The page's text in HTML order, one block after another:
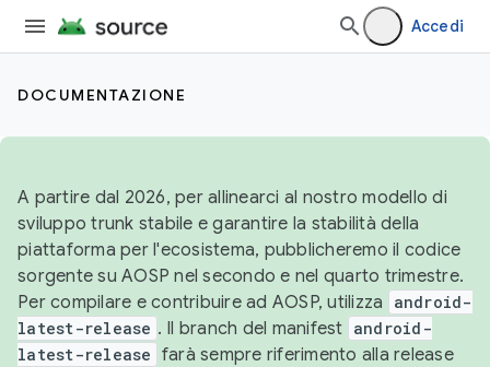
Accedi
DOCUMENTAZIONE
A partire dal 2026, per allinearci al nostro modello di
sviluppo trunk stabile e garantire la stabilità della
piattaforma per l'ecosistema, pubblicheremo il codice
sorgente su AOSP nel secondo e nel quarto trimestre.
Per compilare e contribuire ad AOSP, utilizza
android-
latest-release . Il branch del manifest android-
latest-release farà sempre riferimento alla release